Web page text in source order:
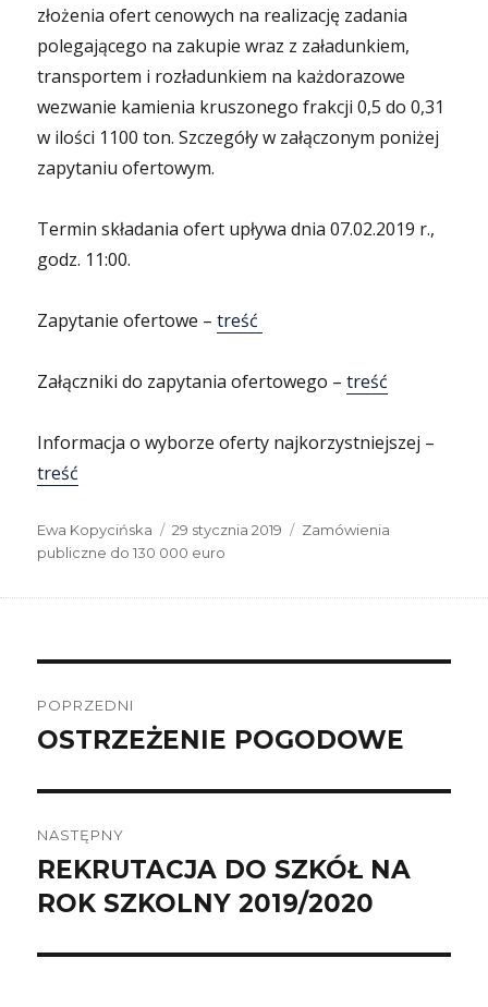
złożenia ofert cenowych na realizację zadania
polegającego na zakupie wraz z załadunkiem,
transportem i rozładunkiem na każdorazowe
wezwanie kamienia kruszonego frakcji 0,5 do 0,31
w ilości 1100 ton. Szczegóły w załączonym poniżej
zapytaniu ofertowym.
Termin składania ofert upływa dnia 07.02.2019 r.,
godz. 11:00.
Zapytanie ofertowe –treść
Załączniki do zapytania ofertowego –treść
Informacja o wyborze oferty najkorzystniejszej –
treść
Autor
Ewa Kopycińska
Data
publikacji
29 stycznia 2019 Kategorie
Zamówienia
publiczne do 130 000 euro
wpisu
POPRZEDNI
Poprzedni
OSTRZEŻENIE POGODOWE
NASTĘPNY
Następny
wpis:
REKRUTACJA DO SZKÓŁ NA
ROK SZKOLNY 2019/2020